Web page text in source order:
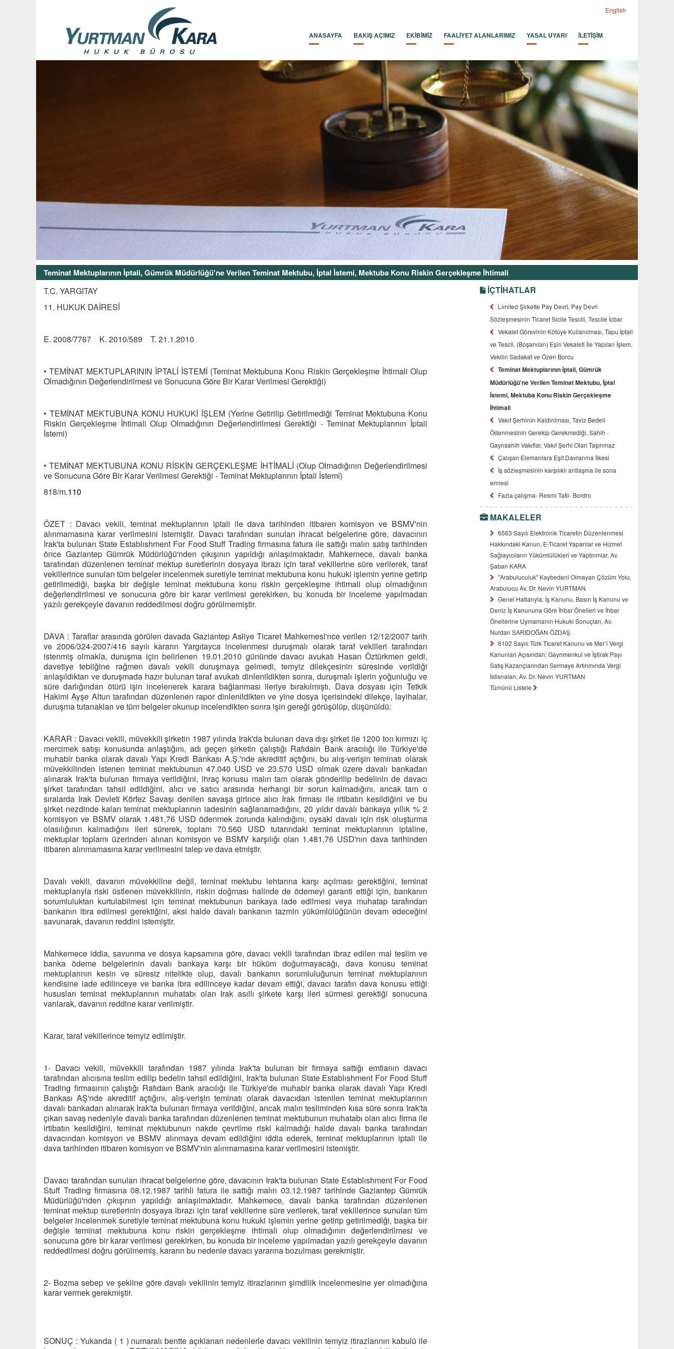
English
ANASAYFA BAKIŞ AÇIMIZ EKİBİMİZ FAALİYET ALANLARIMIZ YASAL UYARI İLETİŞİM
Teminat Mektuplarının İptali, Gümrük Müdürlüğü'ne Verilen Teminat Mektubu, İptal İstemi, Mektuba Konu Riskin Gerçekleşme İhtimali
T.C. YARGITAY
11. HUKUK DAİRESİ
E. 2008/7767 K. 2010/589 T. 21.1.2010
• TEMİNAT MEKTUPLARININ İPTALİ İSTEMİ (Teminat Mektubuna Konu Riskin Gerçekleşme İhtimali Olup
Olmadığının Değerlendirilmesi ve Sonucuna Göre Bir Karar Verilmesi Gerektiği)
• TEMİNAT MEKTUBUNA KONU HUKUKİ İŞLEM (Yerine Getirilip Getirilmediği Teminat Mektubuna Konu
Riskin Gerçekleşme İhtimali Olup Olmadığının Değerlendirilmesi Gerektiği - Teminat Mektuplarının İptali
İstemi)
• TEMİNAT MEKTUBUNA KONU RİSKİN GERÇEKLEŞME İHTİMALİ (Olup Olmadığının Değerlendirilmesi
ve Sonucuna Göre Bir Karar Verilmesi Gerektiği - Teminat Mektuplarının İptali İstemi)
818/m.110
ÖZET : Davacı vekili, teminat mektuplarının iptali ile dava tarihinden itibaren komisyon ve BSMV'nin
alınmamasına karar verilmesini istemiştir. Davacı tarafından sunulan ihracat belgelerine göre, davacının
Irak'ta bulunan State Establıshment For Food Stuff Trading firmasına fatura ile sattığı malın satış tarihinden
önce Gaziantep Gümrük Müdürlüğü'nden çıkışının yapıldığı anlaşılmaktadır. Mahkemece, davalı banka
tarafından düzenlenen teminat mektup suretlerinin dosyaya ibrazı için taraf vekillerine süre verilerek, taraf
vekillerince sunulan tüm belgeler incelenmek suretiyle teminat mektubuna konu hukuki işlemin yerine getirip
getirilmediği, başka bir değişle teminat mektubuna konu riskin gerçekleşme ihtimali olup olmadığının
değerlendirilmesi ve sonucuna göre bir karar verilmesi gerekirken, bu konuda bir inceleme yapılmadan
yazılı gerekçeyle davanın reddedilmesi doğru görülmemiştir.
DAVA : Taraflar arasında görülen davada Gaziantep Asliye Ticaret Mahkemesi'nce verilen 12/12/2007 tarih
ve 2006/324-2007/416 sayılı kararın Yargıtayca incelenmesi duruşmalı olarak taraf vekilleri tarafından
istenmiş olmakla, duruşma için belirlenen 19.01.2010 gününde davacı avukatı Hasan Öztürkmen geldi,
davetiye tebliğine rağmen davalı vekili duruşmaya gelmedi, temyiz dilekçesinin süresinde verildiği
anlaşıldıktan ve duruşmada hazır bulunan taraf avukatı dinlenildikten sonra, duruşmalı işlerin yoğunluğu ve
süre darlığından ötürü işin incelenerek karara bağlanması ileriye bırakılmıştı. Dava dosyası için Tetkik
Hakimi Ayşe Altun tarafından düzenlenen rapor dinlenildikten ve yine dosya içerisindeki dilekçe, layihalar,
duruşma tutanakları ve tüm belgeler okunup incelendikten sonra işin gereği görüşülüp, düşünüldü:
KARAR : Davacı vekili, müvekkili şirketin 1987 yılında Irak'da bulunan dava dışı şirket ile 1200 ton kırmızı iç
mercimek satışı konusunda anlaştığını, adı geçen şirketin çalıştığı Rafıdain Bank aracılığı ile Türkiye'de
muhabir banka olarak davalı Yapı Kredi Bankası A.Ş.'nde akreditif açtığını, bu alış-verişin teminatı olarak
müvekkilinden istenen teminat mektubunun 47.040 USD ve 23.570 USD olmak üzere davalı bankadan
alınarak Irak'ta bulunan firmaya verildiğini, ihraç konusu malın tam olarak gönderilip bedelinin de davacı
şirket tarafından tahsil edildiğini, alıcı ve satıcı arasında herhangi bir sorun kalmadığını, ancak tam o
sıralarda Irak Devleti Körfez Savaşı denilen savaşa girince alıcı Irak firması ile irtibatın kesildiğini ve bu
şirket nezdinde kalan teminat mektuplarının iadesinin sağlanamadığını, 20 yıldır davalı bankaya yıllık % 2
komisyon ve BSMV olarak 1.481,76 USD ödenmek zorunda kalındığını, oysaki davalı için risk oluşturma
olasılığının kalmadığını ileri sürerek, toplam 70.560 USD tutarındaki teminat mektuplarının iptaline,
mektuplar toplamı üzerinden alınan komisyon ve BSMV karşılığı olan 1.481,76 USD'nın dava tarihinden
itibaren alınmamasına karar verilmesini talep ve dava etmiştir.
Davalı vekili, davanın müvekkiline değil, teminat mektubu lehtarına karşı açılması gerektiğini, teminat
mektuplarıyla riski üstlenen müvekkilinin, riskin doğması halinde de ödemeyi garanti ettiği için, bankanın
sorumluluktan kurtulabilmesi için teminat mektubunun bankaya iade edilmesi veya muhatap tarafından
bankanın ibra edilmesi gerektiğini, aksi halde davalı bankanın tazmin yükümlülüğünün devam edeceğini
savunarak, davanın reddini istemiştir.
Mahkemece iddia, savunma ve dosya kapsamına göre, davacı vekili tarafından ibraz edilen mal teslim ve
banka ödeme belgelerinin davalı bankaya karşı bir hüküm doğurmayacağı, dava konusu teminat
mektuplarının kesin ve süresiz nitelikte olup, davalı bankanın sorumluluğunun teminat mektuplarının
kendisine iade edilinceye ve banka ibra edilinceye kadar devam ettiği, davacı tarafın dava konusu ettiği
hususları teminat mektuplarının muhatabı olan Irak asıllı şirkete karşı ileri sürmesi gerektiği sonucuna
varılarak, davanın reddine karar verilmiştir.
Karar, taraf vekillerince temyiz edilmiştir.
1- Davacı vekili, müvekkili tarafından 1987 yılında Irak'ta bulunan bir firmaya sattığı emtianın davacı
tarafından alıcısına teslim edilip bedelin tahsil edildiğini, Irak'ta bulunan State Establıshment For Food Stuff
Trading firmasının çalıştığı Rafıdaın Bank aracılığı ile Türkiye'de muhabir banka olarak davalı Yapı Kredi
Bankası AŞ'nde akreditif açtığını, alış-verişin teminatı olarak davacıdan istenilen teminat mektuplarının
davalı bankadan alınarak Irak'ta bulunan firmaya verildiğini, ancak malın tesliminden kısa süre sonra Irak'ta
çıkan savaş nedeniyle davalı banka tarafından düzenlenen teminat mektubunun muhatabı olan alıcı firma ile
irtibatın kesildiğini, teminat mektubunun nakde çevrilme riski kalmadığı halde davalı banka tarafından
davacından komisyon ve BSMV alınmaya devam edildiğini iddia ederek, teminat mektuplarının iptali ile
dava tarihinden itibaren komisyon ve BSMV'nin alınmamasına karar verilmesini istemiştir.
Davacı tarafından sunulan ihracat belgelerine göre, davacının Irak'ta bulunan State Establıshment For Food
Stuff Trading firmasına 08.12.1987 tarihli fatura ile sattığı malın 03.12.1987 tarihinde Gaziantep Gümrük
Müdürlüğü'nden çıkışının yapıldığı anlaşılmaktadır. Mahkemece, davalı banka tarafından düzenlenen
teminat mektup suretlerinin dosyaya ibrazı için taraf vekillerine süre verilerek, taraf vekillerince sunulan tüm
belgeler incelenmek suretiyle teminat mektubuna konu hukuki işlemin yerine getirip getirilmediği, başka bir
değişle teminat mektubuna konu riskin gerçekleşme ihtimali olup olmadığının değerlendirilmesi ve
sonucuna göre bir karar verilmesi gerekirken, bu konuda bir inceleme yapılmadan yazılı gerekçeyle davanın
reddedilmesi doğru görülmemiş, kararın bu nedenle davacı yararına bozulması gerekmiştir.
2- Bozma sebep ve şekline göre davalı vekilinin temyiz itirazlarının şimdilik incelenmesine yer olmadığına
karar vermek gerekmiştir.
SONUÇ : Yukarıda ( 1 ) numaralı bentte açıklanan nedenlerle davacı vekilinin temyiz itirazlarının kabulü ile
İÇTİHATLAR
Limited Şirkette Pay Devri, Pay Devri
Sözleşmesinin Ticaret Sicile Tescili, Tescile İcbar
Vekalet Görevinin Kötüye Kullanılması, Tapu İptali
ve Tescil, (Boşanılan) Eşin Vekaleti İle Yapılan İşlem,
Vekilin Sadakat ve Özen Borcu
Teminat Mektuplarının İptali, Gümrük
Müdürlüğü'ne Verilen Teminat Mektubu, İptal
İstemi, Mektuba Konu Riskin Gerçekleşme
İhtimali
Vakıf Şerhinin Kaldırılması, Taviz Bedeli
Ödenmesinin Gerekip Gerekmediği, Sahih -
Gayrısahih Vakıflar, Vakıf Şerhi Olan Taşınmaz
Çalışan Elemanlara Eşit Davranma İlkesi
İş sözleşmesinin karşılıklı antlaşma ile sona
ermesi
Fazla çalışma- Resmi Tatil- Bordro
MAKALELER
6563 Sayılı Elektronik Ticaretin Düzenlenmesi
Hakkındaki Kanun, E-Ticaret Yapanlar ve Hizmet
Sağlayıcıların Yükümlülükleri ve Yaptırımlar, Av.
Şaban KARA
"Arabuluculuk" Kaybedeni Olmayan Çözüm Yolu,
Arabulucu Av. Dr. Nevin YURTMAN
Genel Hatlarıyla; İş Kanunu, Basın İş Kanunu ve
Deniz İş Kanununa Göre İhbar Önelleri ve İhbar
Önellerine Uymamanın Hukuki Sonuçları, Av.
Nurdan SARIDOĞAN ÖZDAŞ
6102 Sayılı Türk Ticaret Kanunu ve Mer’i Vergi
Kanunları Açısından; Gayrımenkul ve İştirak Payı
Satış Kazançlarından Sermaye Artırımında Vergi
İstisnaları, Av. Dr. Nevin YURTMAN
Tümünü Listele